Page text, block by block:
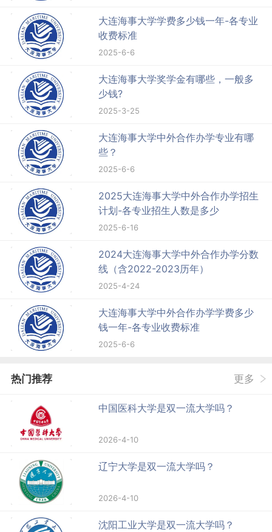
大连海事大学学费多少钱一年-各专业
收费标准
2025-6-6
大连海事大学奖学金有哪些，一般多
少钱?
2025-3-25
大连海事大学中外合作办学专业有哪
些？
2025-6-6
2025大连海事大学中外合作办学招生
计划-各专业招生人数是多少
2025-6-16
2024大连海事大学中外合作办学分数
线（含2022-2023历年）
2025-4-24
大连海事大学中外合作办学学费多少
钱一年-各专业收费标准
2025-6-6
热门推荐 更多
中国医科大学是双一流大学吗？
2026-4-10
辽宁大学是双一流大学吗？
2026-4-10
沈阳工业大学是双一流大学吗？